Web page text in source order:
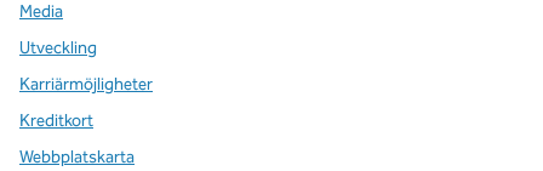
Media
Utveckling
Karriärmöjligheter
Kreditkort
Webbplatskarta